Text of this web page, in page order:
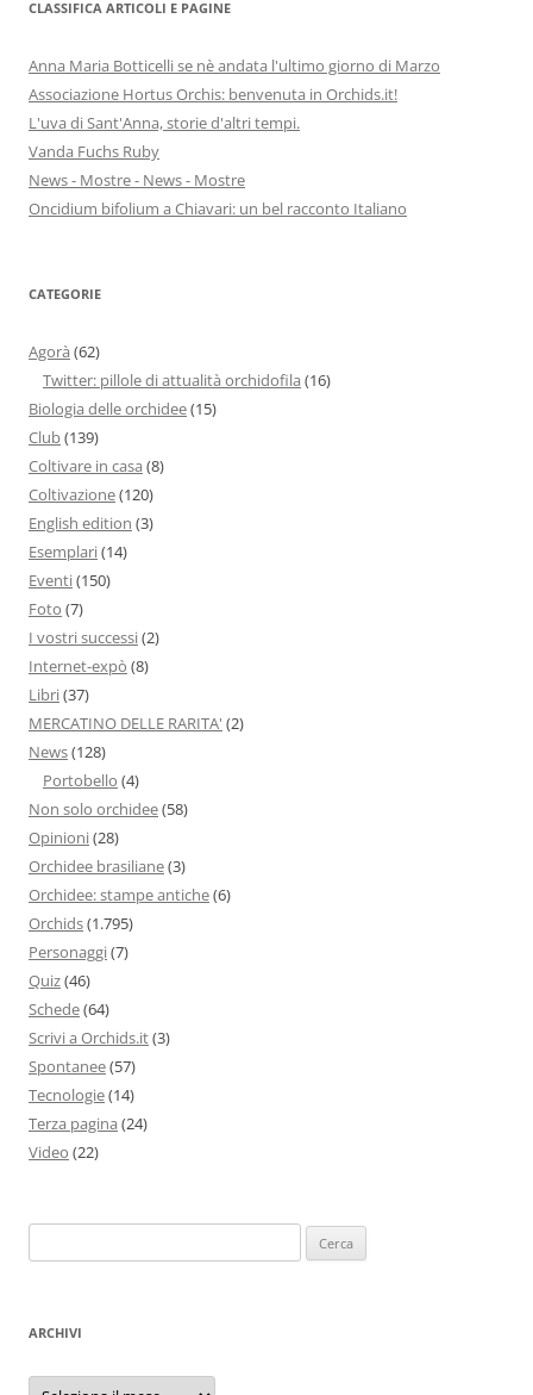
CLASSIFICA ARTICOLI E PAGINE
Anna Maria Botticelli se nè andata l'ultimo giorno di Marzo
Associazione Hortus Orchis: benvenuta in Orchids.it!
L'uva di Sant'Anna, storie d'altri tempi.
Vanda Fuchs Ruby
News - Mostre - News - Mostre
Oncidium bifolium a Chiavari: un bel racconto Italiano
CATEGORIE
Agorà (62)
Twitter: pillole di attualità orchidofila (16)
Biologia delle orchidee(15)
Club(139)
Coltivare in casa (8)
Coltivazione(120)
English edition (3)
Esemplari(14)
Eventi(150)
Foto (7)
I vostri successi(2)
Internet-expò (8)
Libri(37)
MERCATINO DELLE RARITA' (2)
News(128)
Portobello (4)
Non solo orchidee(58)
Opinioni(28)
Orchidee brasiliane(3)
Orchidee: stampe antiche(6)
Orchids(1.795)
Personaggi(7)
Quiz(46)
Schede(64)
Scrivi a Orchids.it(3)
Spontanee(57)
Tecnologie(14)
Terza pagina (24)
Video (22)
per:
ARCHIVI
Archivi